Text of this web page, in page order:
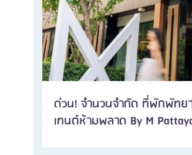
ด่วน! จำนวนจำกัด ที่พักพัทย
เทนต์ห้ามพลาด By M